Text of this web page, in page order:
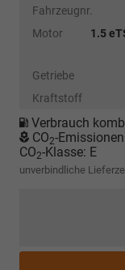
Fahrzeugnr.
Motor
1.5
Getriebe
Kraftstoff
Verbrauch
CO2-
CO2-Klasse: E
unverbindliche